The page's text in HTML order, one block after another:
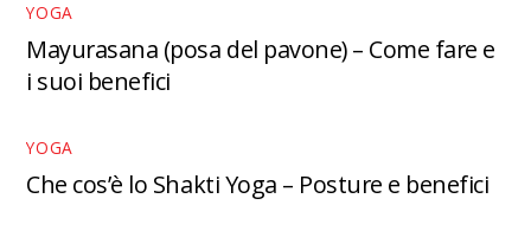
YOGA
Mayurasana (posa del pavone) – Come fare e
i suoi benefici
YOGA
Che cos’è lo Shakti Yoga – Posture e benefici